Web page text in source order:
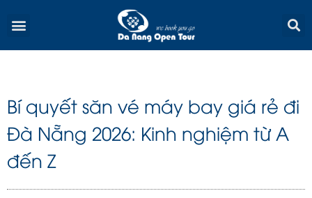
Menu
Bí quyết săn vé máy bay giá rẻ đi
Đà Nẵng 2026: Kinh nghiệm từ A
đến Z